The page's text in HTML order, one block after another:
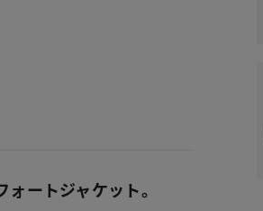
ートジャケット。